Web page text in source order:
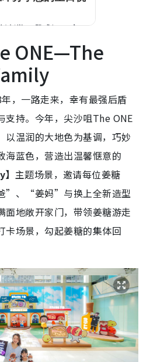
ONE—The
，一路走来，幸有最强后盾
持。今年，尖沙咀The ONE
以温润的大地色为基调，巧妙
海蓝色，营造出温馨惬意的
主题场景，邀请每位姜糖
”、“姜妈”与换上全新造型
面地敞开家门，带领姜糖游走
卡场景，勾起姜糖的集体回